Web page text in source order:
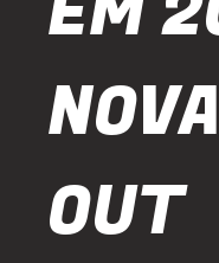
OUT